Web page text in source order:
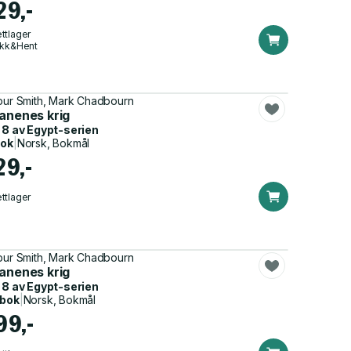
Smith, Mark Chadbourn
krig
8 avEgypt-serien
Norsk, Bokmål
Smith, Mark Chadbourn
krig
8 avEgypt-serien
| Norsk, Bokmål